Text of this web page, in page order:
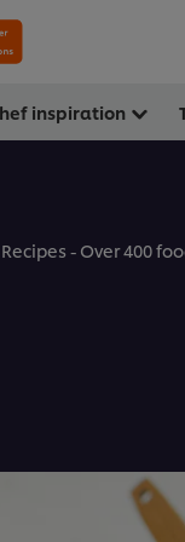
inspiration
Recipes - Over 400